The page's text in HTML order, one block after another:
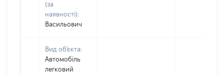
(за
наявності):
Васильович
Вид об'єкта:
Автомобіль
легковий